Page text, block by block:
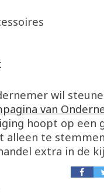
wil
van
hoopt op een
alleen te
extra in de